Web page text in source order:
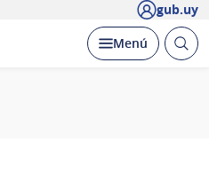
gub.uy
Desplegar
Menú Abrir